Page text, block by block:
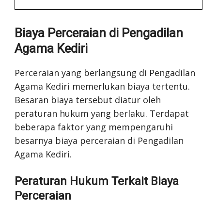
Biaya Perceraian di Pengadilan
Agama Kediri
Perceraian yang berlangsung di Pengadilan
Agama Kediri memerlukan biaya tertentu.
Besaran biaya tersebut diatur oleh
peraturan hukum yang berlaku. Terdapat
beberapa faktor yang mempengaruhi
besarnya biaya perceraian di Pengadilan
Agama Kediri.
Peraturan Hukum Terkait Biaya
Perceraian